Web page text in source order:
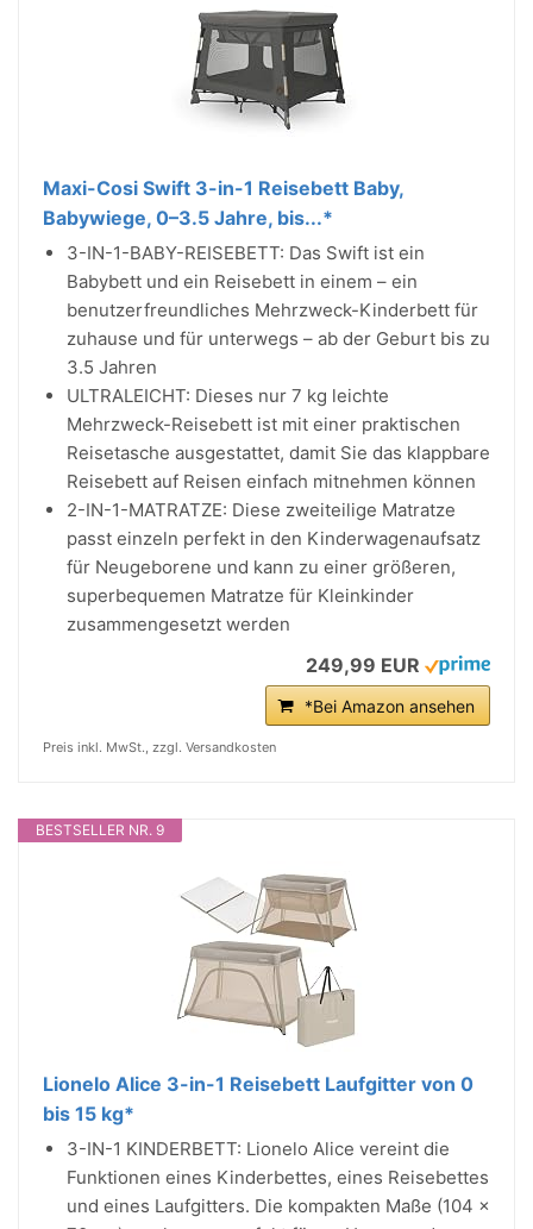
Maxi-Cosi Swift 3-in-1 Reisebett Baby,
Babywiege, 0–3.5 Jahre, bis...*
3-IN-1-BABY-REISEBETT: Das Swift ist ein
Babybett und ein Reisebett in einem – ein
benutzerfreundliches Mehrzweck-Kinderbett für
zuhause und für unterwegs – ab der Geburt bis zu
3.5 Jahren
ULTRALEICHT: Dieses nur 7 kg leichte
Mehrzweck-Reisebett ist mit einer praktischen
Reisetasche ausgestattet, damit Sie das klappbare
Reisebett auf Reisen einfach mitnehmen können
2-IN-1-MATRATZE: Diese zweiteilige Matratze
passt einzeln perfekt in den Kinderwagenaufsatz
für Neugeborene und kann zu einer größeren,
superbequemen Matratze für Kleinkinder
zusammengesetzt werden
249,99 EUR
*Bei Amazon ansehen
Preis inkl. MwSt., zzgl. Versandkosten
BESTSELLER NR. 9
Lionelo Alice 3-in-1 Reisebett Laufgitter von 0
bis 15 kg*
3-IN-1 KINDERBETT: Lionelo Alice vereint die
Funktionen eines Kinderbettes, eines Reisebettes
und eines Laufgitters. Die kompakten Maße (104 ×